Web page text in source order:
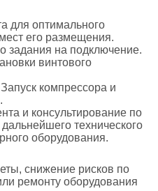
для оптимального
его размещения.
задания на подключение.
винтового
компрессора и
и консультирование по
технического
оборудования.
снижение рисков по
ремонту оборудования